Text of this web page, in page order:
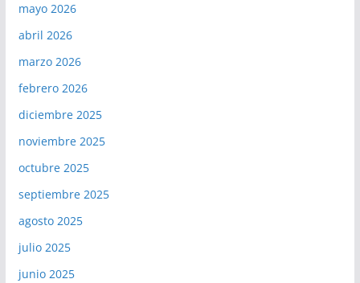
mayo 2026
abril 2026
marzo 2026
febrero 2026
diciembre 2025
noviembre 2025
octubre 2025
septiembre 2025
agosto 2025
julio 2025
junio 2025